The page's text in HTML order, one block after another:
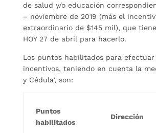
de salud y/o educación
– noviembre de 2019 (más el
extraordinario de $145 mil), que
HOY 27 de abril para hacerlo.
Los puntos habilitados para
incentivos, teniendo en cuenta la
y Cédula’, son:
Puntos
habilitados
Dirección